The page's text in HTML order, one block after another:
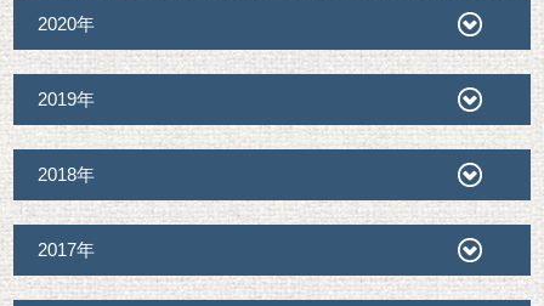
2020年
2019年
2018年
2017年